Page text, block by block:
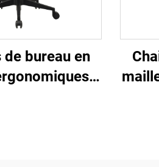
de bureau en